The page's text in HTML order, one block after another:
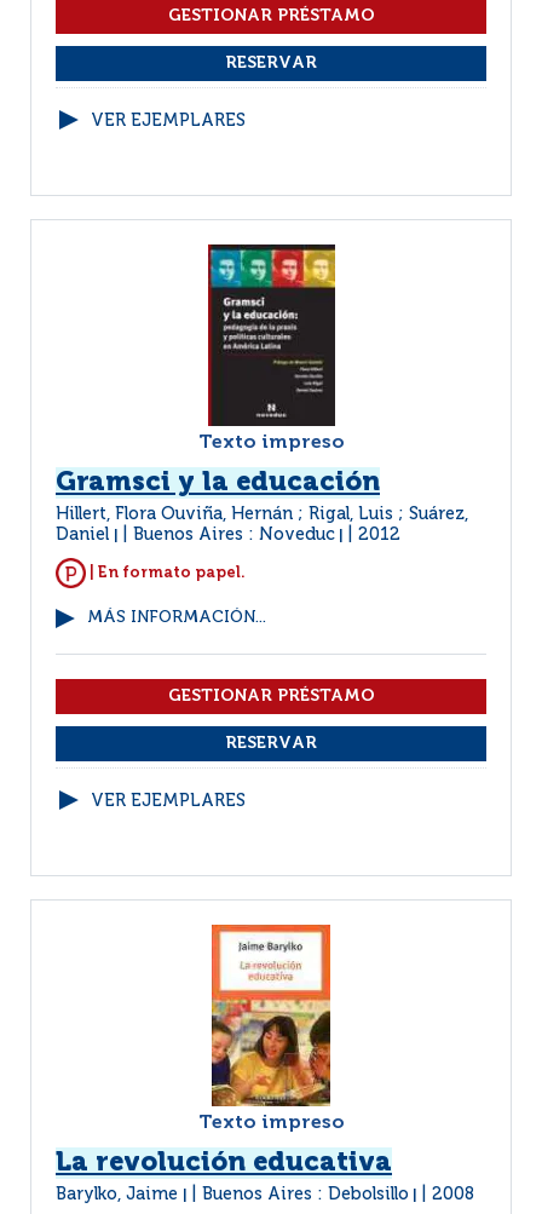
VER EJEMPLARES
Texto impreso
Gramsci y la educación
Hillert, Flora Ouviña, Hernán ; Rigal, Luis ; Suárez,
Daniel
Buenos Aires : Noveduc 2012
| En formato papel.
MÁS INFORMACIÓN...
VER EJEMPLARES
Texto impreso
La revolución educativa
Barylko, Jaime Buenos Aires : Debolsillo 2008